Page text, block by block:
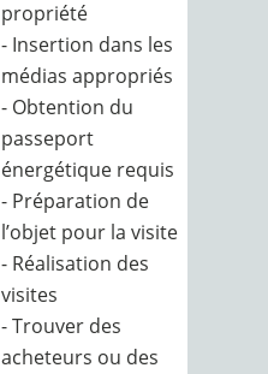
propriété
- Insertion dans les
médias appropriés
- Obtention du
passeport
énergétique requis
- Préparation de
l’objet pour la visite
- Réalisation des
visites
- Trouver des
acheteurs ou des